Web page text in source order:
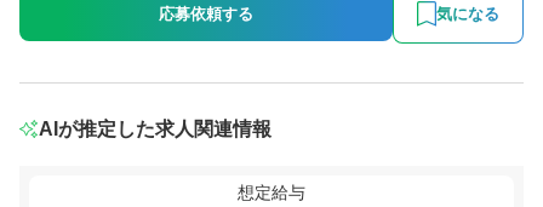
応募依頼する 気になる
AIが推定した求人関連情報
想定給与